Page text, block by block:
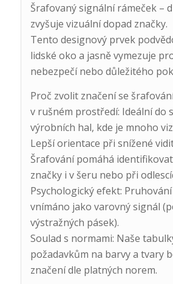
Šrafovaný signální rámeček –
zvyšuje vizuální dopad značky.
Tento designový prvek
lidské oko a jasně vymezuje
nebezpečí nebo důležitého
Proč zvolit značení se
v rušném prostředí: Ideální do
výrobních hal, kde je mnoho
Lepší orientace při snížené
Šrafování pomáhá
značky i v šeru nebo při
Psychologický efekt:
vnímáno jako varovný signál
výstražných pásek).
Soulad s normami: Naše
požadavkům na barvy a tvary
značení dle platných norem.